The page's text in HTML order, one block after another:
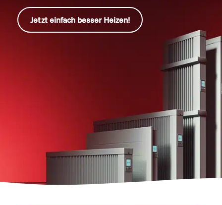
Jetzt einfach besser Heizen!